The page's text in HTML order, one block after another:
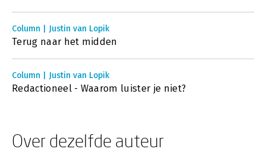
Column | Justin van Lopik
Terug naar het midden
Column | Justin van Lopik
Redactioneel - Waarom luister je niet?
Over dezelfde auteur